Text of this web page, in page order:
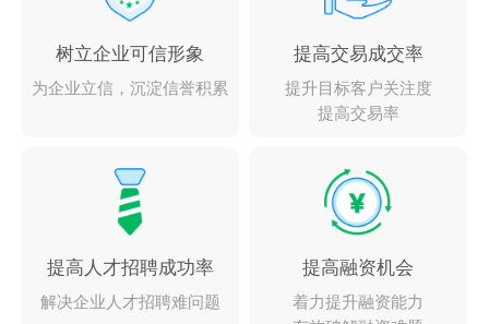
树立企业可信形象
为企业立信，沉淀信誉积累
提高交易成交率
提升目标客户关注度
提高交易率
提高人才招聘成功率
解决企业人才招聘难问题
提高融资机会
着力提升融资能力